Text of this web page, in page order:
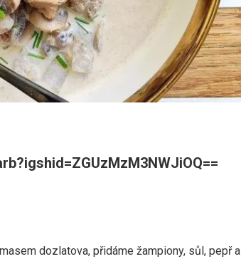
dozlatova, přidáme žampiony, sůl, pepř a